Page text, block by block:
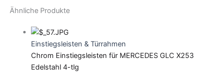
Ähnliche Produkte
Einstiegsleisten & Türrahmen
Chrom Einstiegsleisten für MERCEDES GLC X253
Edelstahl 4-tlg